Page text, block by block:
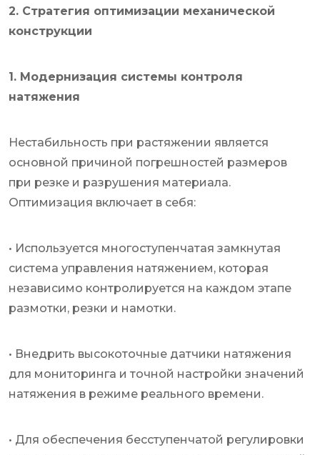
2. Стратегия оптимизации механической
конструкции
1. Модернизация системы контроля
натяжения
Нестабильность при растяжении является
основной причиной погрешностей размеров
при резке и разрушения материала.
Оптимизация включает в себя:
• Используется многоступенчатая замкнутая
система управления натяжением, которая
независимо контролируется на каждом этапе
размотки, резки и намотки.
• Внедрить высокоточные датчики натяжения
для мониторинга и точной настройки значений
натяжения в режиме реального времени.
• Для обеспечения бесступенчатой ​​регулировки